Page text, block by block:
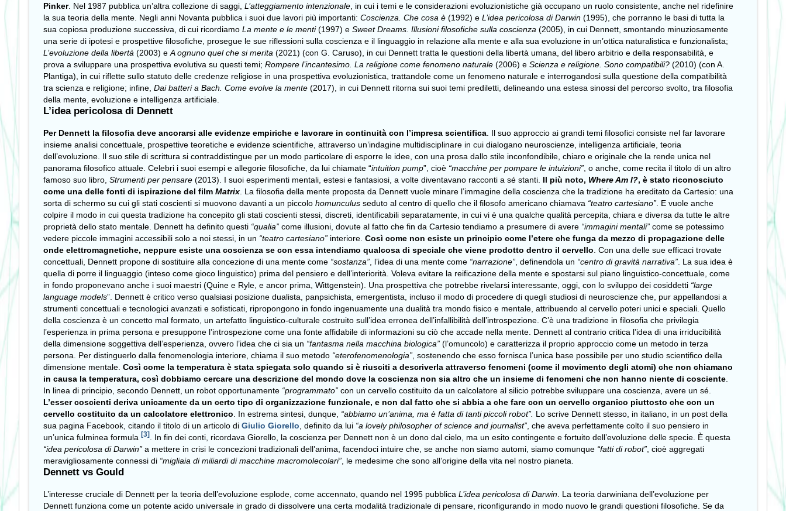
Pinker. Nel 1987 pubblica un’altra collezione di saggi, L’atteggiamento intenzionale , in cui i temi e le considerazioni evoluzionistiche già occupano un ruolo consistente, anche nel ridefinire
la sua teoria della mente. Negli anni Novanta pubblica i suoi due lavori più importanti: Coscienza. Che cosa è (1992) e L’idea pericolosa di Darwin (1995), che porranno le basi di tutta la
sua copiosa produzione successiva, di cui ricordiamo La mente e le menti(1997) e Sweet Dreams. Illusioni filosofiche sulla coscienza (2005), in cui Dennett, smontando minuziosamente
una serie di ipotesi e prospettive filosofiche, prosegue le sue riflessioni sulla coscienza e il linguaggio in relazione alla mente e alla sua evoluzione in un’ottica naturalistica e funzionalista;
L’evoluzione della libertà (2003) e A ognuno quel che si merita (2021) (con G. Caruso), in cui Dennett tratta le questioni della libertà umana, del libero arbitrio e della responsabilità, e
prova a sviluppare una prospettiva evolutiva su questi temi; Rompere l’incantesimo. La religione come fenomeno naturale (2006) e Scienza e religione. Sono compatibili? (2010) (con A.
Plantiga), in cui riflette sullo statuto delle credenze religiose in una prospettiva evoluzionistica, trattandole come un fenomeno naturale e interrogandosi sulla questione della compatibilità
tra scienza e religione; infine, Dai batteri a Bach. Come evolve la mente (2017), in cui Dennett ritorna sui suoi temi prediletti, delineando una estesa sinossi del percorso svolto, tra filosofia
della mente, evoluzione e intelligenza artificiale.
L’idea pericolosa di Dennett
Per Dennett la filosofia deve ancorarsi alle evidenze empiriche e lavorare in continuità con l’impresa scientifica . Il suo approccio ai grandi temi filosofici consiste nel far lavorare
insieme analisi concettuale, prospettive teoretiche e evidenze scientifiche, attraverso un’indagine multidisciplinare in cui dialogano neuroscienze, intelligenza artificiale, teoria
dell’evoluzione. Il suo stile di scrittura si contraddistingue per un modo particolare di esporre le idee, con una prosa dallo stile inconfondibile, chiaro e originale che la rende unica nel
panorama filosofico attuale. Celebri i suoi esempi e allegorie filosofiche, da lui chiamate “intuition pump”, cioè “macchine per pompare le intuizioni” , o anche, come recita il titolo di un altro
famoso suo libro, Strumenti per pensare (2013). I suoi esperimenti mentali, estesi e fantasiosi, a volte diventavano racconti a sé stanti. Il più noto, Where Am I?, è stato riconosciuto
come una delle fonti di ispirazione del film Matrix . La filosofia della mente proposta da Dennett vuole minare l’immagine della coscienza che la tradizione ha ereditato da Cartesio: una
sorta di schermo su cui gli stati coscienti si muovono davanti a un piccolo homunculus seduto al centro di quello che il filosofo americano chiamava “teatro cartesiano” . E vuole anche
colpire il modo in cui questa tradizione ha concepito gli stati coscienti stessi, discreti, identificabili separatamente, in cui vi è una qualche qualità percepita, chiara e diversa da tutte le altre
proprietà dello stato mentale. Dennett ha definito questi “qualia” come illusioni, dovute al fatto che fin da Cartesio tendiamo a presumere di avere “immagini mentali” come se potessimo
vedere piccole immagini accessibili solo a noi stessi, in un “teatro cartesiano” interiore. Così come non esiste un principio come l’etere che funga da mezzo di propagazione delle
onde elettromagnetiche, neppure esiste una coscienza se con essa intendiamo qualcosa di speciale che viene prodotto dentro il cervello . Con una delle sue efficaci trovate
concettuali, Dennett propone di sostituire alla concezione di una mente come “sostanza” , l’idea di una mente come “narrazione” , definendola un “centro di gravità narrativa” . La sua idea è
quella di porre il linguaggio (inteso come gioco linguistico) prima del pensiero e dell’interiorità. Voleva evitare la reificazione della mente e spostarsi sul piano linguistico-concettuale, come
in fondo proponevano anche i suoi maestri (Quine e Ryle, e ancor prima, Wittgenstein). Una prospettiva che potrebbe rivelarsi interessante, oggi, con lo sviluppo dei cosiddetti “large
language models”. Dennett è critico verso qualsiasi posizione dualista, panpsichista, emergentista, incluso il modo di procedere di quegli studiosi di neuroscienze che, pur appellandosi a
strumenti concettuali e tecnologici avanzati e sofisticati, ripropongono in fondo ingenuamente una dualità tra mondo fisico e mentale, attribuendo al cervello poteri unici e speciali. Quello
della coscienza è un concetto mal formato, un artefatto linguistico-culturale costruito sull’idea erronea dell’infallibilità dell’introspezione. C’è una tradizione in filosofia che privilegia
l’esperienza in prima persona e presuppone l’introspezione come una fonte affidabile di informazioni su ciò che accade nella mente. Dennett al contrario critica l’idea di una irriducibilità
della dimensione soggettiva dell’esperienza, ovvero l’idea che ci sia un “fantasma nella macchina biologica” (l’omuncolo) e caratterizza il proprio approccio come un metodo in terza
persona. Per distinguerlo dalla fenomenologia interiore, chiama il suo metodo “eterofenomenologia” , sostenendo che esso fornisca l’unica base possibile per uno studio scientifico della
dimensione mentale. Così come la temperatura è stata spiegata solo quando si è riusciti a descriverla attraverso fenomeni (come il movimento degli atomi) che non chiamano
in causa la temperatura, così dobbiamo cercare una descrizione del mondo dove la coscienza non sia altro che un insieme di fenomeni che non hanno niente di cosciente
In linea di principio, secondo Dennett, un robot opportunamente “programmato” con un cervello costituito da un calcolatore al silicio potrebbe sviluppare una coscienza, avere un sé.
L’esser coscienti deriva unicamente da un certo tipo di organizzazione funzionale, e non dal fatto che si abbia a che fare con un cervello organico piuttosto che con un
cervello costituito da un calcolatore elettronico . In estrema sintesi, dunque, “abbiamo un’anima, ma è fatta di tanti piccoli robot”. Lo scrive Dennett stesso, in italiano, in un post della
sua pagina Facebook, citando il titolo di un articolo di Giulio Giorello , definito da lui “a lovely philosopher of science and journalist” , che aveva perfettamente colto il suo pensiero in
un’unica fulminea formula [3]
. In fin dei conti, ricordava Giorello, la coscienza per Dennett non è un dono dal cielo, ma un esito contingente e fortuito dell’evoluzione delle specie. È questa
“idea pericolosa di Darwin” a mettere in crisi le concezioni tradizionali dell’anima, facendoci intuire che, se anche non siamo automi, siamo comunque “fatti di robot” , cioè aggregati
meravigliosamente connessi di “migliaia di miliardi di macchine macromolecolari” , le medesime che sono all’origine della vita nel nostro pianeta.
Dennett vs Gould
L’interesse cruciale di Dennett per la teoria dell’evoluzione esplode, come accennato, quando nel 1995 pubblica L’idea pericolosa di Darwin . La teoria darwiniana dell’evoluzione per
Dennett funziona come un potente acido universale in grado di dissolvere una certa modalità tradizionale di pensare, riconfigurando in modo nuovo le grandi questioni filosofiche. Se da